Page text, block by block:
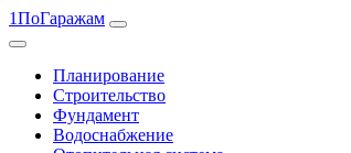
1ПоГаражам
Планирование
Строительство
Фундамент
Водоснабжение